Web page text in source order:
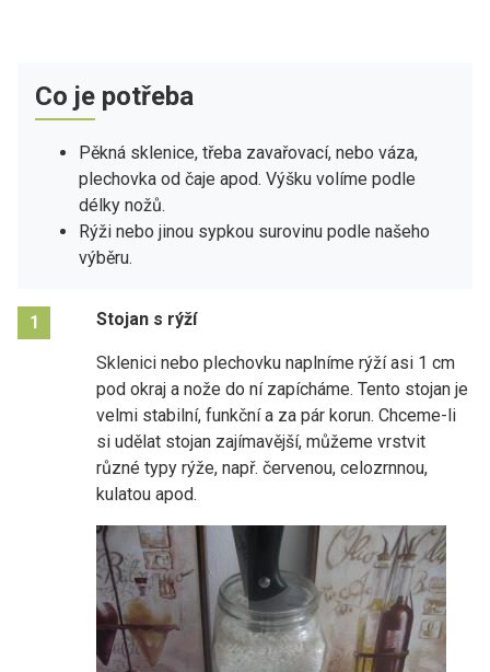
Co je potřeba
Pěkná sklenice, třeba zavařovací, nebo váza,
plechovka od čaje apod. Výšku volíme podle
délky nožů.
Rýži nebo jinou sypkou surovinu podle našeho
výběru.
1 Stojan s rýží
Sklenici nebo plechovku naplníme rýží asi 1 cm
pod okraj a nože do ní zapícháme. Tento stojan je
velmi stabilní, funkční a za pár korun. Chceme-li
si udělat stojan zajímavější, můžeme vrstvit
různé typy rýže, např. červenou, celozrnnou,
kulatou apod.